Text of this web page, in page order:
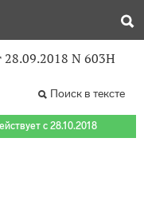
N 603Н
Поиск в тексте
с 28.10.2018